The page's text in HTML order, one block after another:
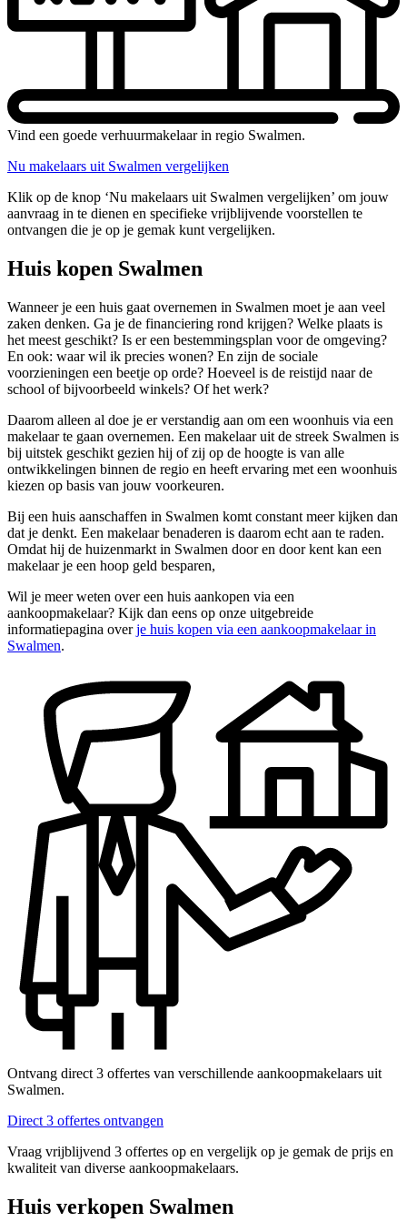
Vind een goede verhuurmakelaar in regio Swalmen.
Nu makelaars uit Swalmen vergelijken
Klik op de knop ‘Nu makelaars uit Swalmen vergelijken’ om jouw
aanvraag in te dienen en specifieke vrijblijvende voorstellen te
ontvangen die je op je gemak kunt vergelijken.
Huis kopen Swalmen
Wanneer je een huis gaat overnemen in Swalmen moet je aan veel
zaken denken. Ga je de financiering rond krijgen? Welke plaats is
het meest geschikt? Is er een bestemmingsplan voor de omgeving?
En ook: waar wil ik precies wonen? En zijn de sociale
voorzieningen een beetje op orde? Hoeveel is de reistijd naar de
school of bijvoorbeeld winkels? Of het werk?
Daarom alleen al doe je er verstandig aan om een woonhuis via een
makelaar te gaan overnemen. Een makelaar uit de streek Swalmen is
bij uitstek geschikt gezien hij of zij op de hoogte is van alle
ontwikkelingen binnen de regio en heeft ervaring met een woonhuis
kiezen op basis van jouw voorkeuren.
Bij een huis aanschaffen in Swalmen komt constant meer kijken dan
dat je denkt. Een makelaar benaderen is daarom echt aan te raden.
Omdat hij de huizenmarkt in Swalmen door en door kent kan een
makelaar je een hoop geld besparen,
Wil je meer weten over een huis aankopen via een
aankoopmakelaar? Kijk dan eens op onze uitgebreide
informatiepagina overje huis kopen via een aankoopmakelaar in
Swalmen.
Ontvang direct 3 offertes van verschillende aankoopmakelaars uit
Swalmen.
Direct 3 offertes ontvangen
Vraag vrijblijvend 3 offertes op en vergelijk op je gemak de prijs en
kwaliteit van diverse aankoopmakelaars.
Huis verkopen Swalmen